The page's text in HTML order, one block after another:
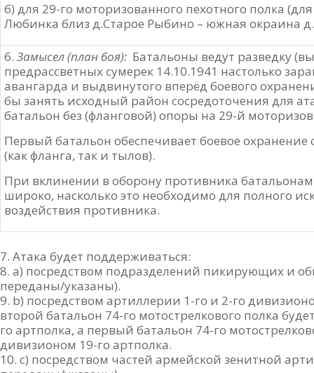
б) для 29-го моторизованного пехотного полка
Любинка близ д.Старое Рыбино – южная окраина
6. Замысел (план боя): Батальоны ведут разведку
предрассветных сумерек 14.10.1941 настолько
авангарда и выдвинутого вперёд боевого
бы занять исходный район сосредоточения для
батальон без (фланговой) опоры на 29-й
Первый батальон обеспечивает боевое охранение
(как фланга, так и тылов).
При вклинении в оборону противника батальонам
широко, насколько это необходимо для полного
воздействия противника.
Атака будет поддерживаться:
a) посредством подразделений пикирующих и
переданы/указаны).
b) посредством артиллерии 1-го и 2-го
второй батальон 74-го мотострелкового полка
го артполка, а первый батальон 74-го
дивизионом 19-го артполка.
c) посредством частей армейской зенитной